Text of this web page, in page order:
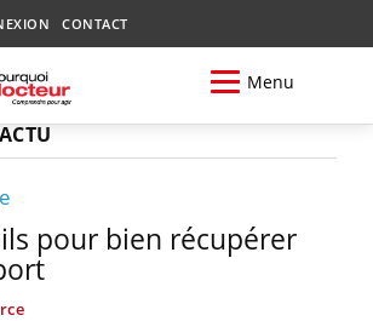
CONTACT
Menu
pour bien récupérer